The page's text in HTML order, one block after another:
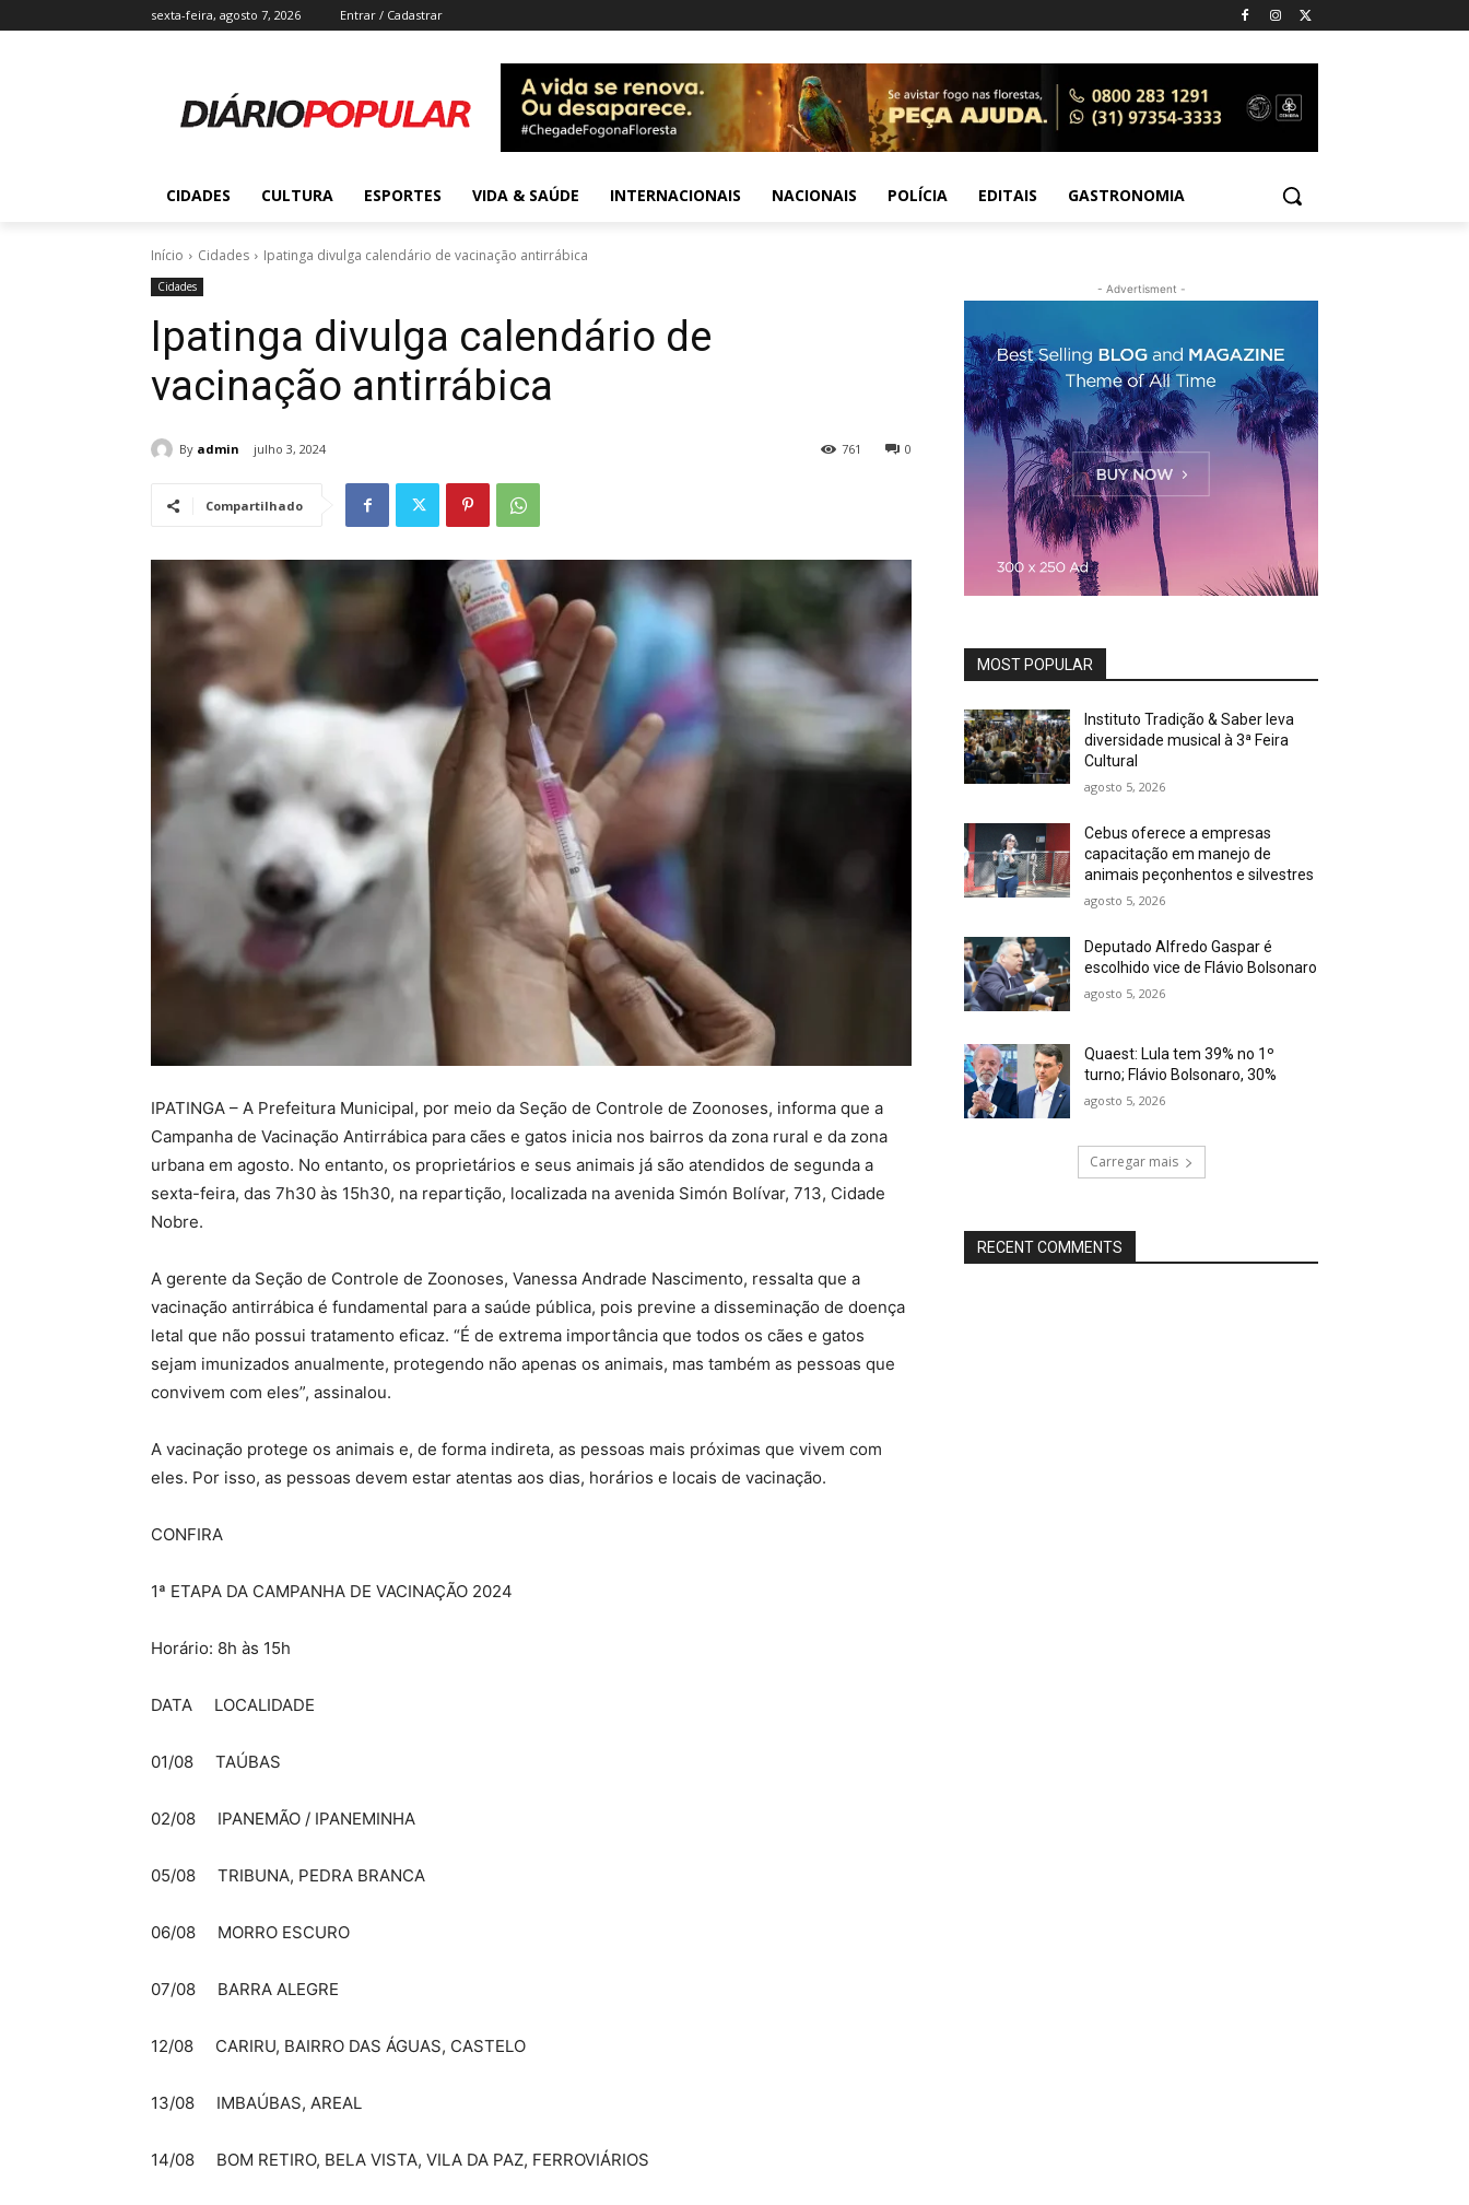
sexta-feira, agosto 7, 2026 Entrar / Cadastrar
CIDADES CULTURA ESPORTES VIDA & SAÚDE INTERNACIONAIS NACIONAIS POLÍCIA EDITAIS GASTRONOMIA
Início Cidades Ipatinga divulga calendário de vacinação antirrábica
Cidades
Ipatinga divulga calendário de
vacinação antirrábica
By admin julho 3, 2024 0
761
Compartilhado
IPATINGA – A Prefeitura Municipal, por meio da Seção de Controle de Zoonoses, informa que a
Campanha de Vacinação Antirrábica para cães e gatos inicia nos bairros da zona rural e da zona
urbana em agosto. No entanto, os proprietários e seus animais já são atendidos de segunda a
sexta-feira, das 7h30 às 15h30, na repartição, localizada na avenida Simón Bolívar, 713, Cidade
Nobre.
A gerente da Seção de Controle de Zoonoses, Vanessa Andrade Nascimento, ressalta que a
vacinação antirrábica é fundamental para a saúde pública, pois previne a disseminação de doença
letal que não possui tratamento eficaz. “É de extrema importância que todos os cães e gatos
sejam imunizados anualmente, protegendo não apenas os animais, mas também as pessoas que
convivem com eles”, assinalou.
A vacinação protege os animais e, de forma indireta, as pessoas mais próximas que vivem com
eles. Por isso, as pessoas devem estar atentas aos dias, horários e locais de vacinação.
CONFIRA
1ª ETAPA DA CAMPANHA DE VACINAÇÃO 2024
Horário: 8h às 15h
DATA LOCALIDADE
01/08 TAÚBAS
02/08 IPANEMÃO / IPANEMINHA
05/08 TRIBUNA, PEDRA BRANCA
06/08 MORRO ESCURO
07/08 BARRA ALEGRE
12/08 CARIRU, BAIRRO DAS ÁGUAS, CASTELO
13/08 IMBAÚBAS, AREAL
14/08 BOM RETIRO, BELA VISTA, VILA DA PAZ, FERROVIÁRIOS
- Advertisment -
MOST POPULAR
Instituto Tradição & Saber leva
diversidade musical à 3ª Feira
Cultural
agosto 5, 2026
Cebus oferece a empresas
capacitação em manejo de
animais peçonhentos e silvestres
agosto 5, 2026
Deputado Alfredo Gaspar é
escolhido vice de Flávio Bolsonaro
agosto 5, 2026
Quaest: Lula tem 39% no 1º
turno; Flávio Bolsonaro, 30%
agosto 5, 2026
Carregar mais
RECENT COMMENTS